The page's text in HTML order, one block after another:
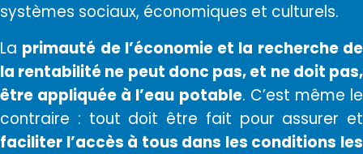
systèmes sociaux, économiques et culturels.
La primauté de l’économie et la recherche de
la rentabilité ne peut donc pas, et ne doit pas,
être appliquée à l’eau potable. C’est même le
contraire : tout doit être fait pour assurer et
faciliter l’accès à tous dans les conditions les